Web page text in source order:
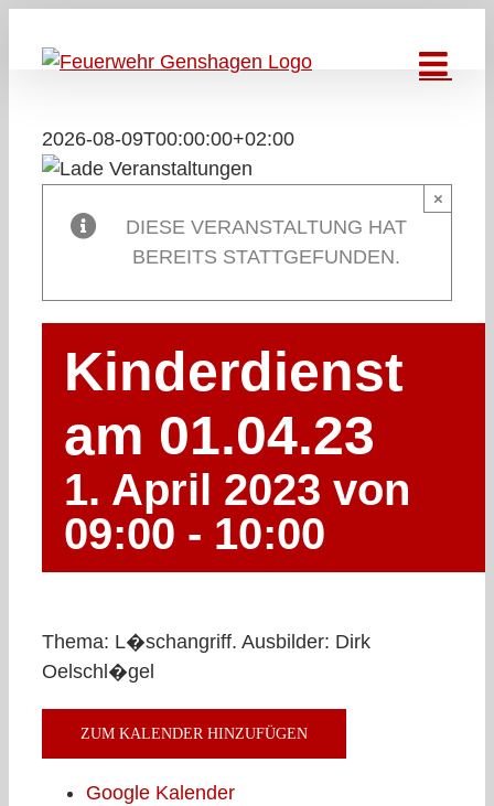
Inhalt
2026-08-09T00:00:00+02:00
DIESE VERANSTALTUNG HAT
BEREITS STATTGEFUNDEN.
×
Kinderdienst
am 01.04.23
1. April 2023 von
09:00 - 10:00
Thema: L�schangriff. Ausbilder: Dirk
Oelschl�gel
ZUM KALENDER HINZUFÜGEN
Google Kalender